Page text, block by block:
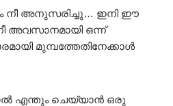
നീ അനുസരിച്ചു… ഇനി ഈ
അവസാനമായി ഒന്ന്
മുമ്പത്തേതിനേക്കാൾ
എന്തും ചെയ്യാൻ ഒരു